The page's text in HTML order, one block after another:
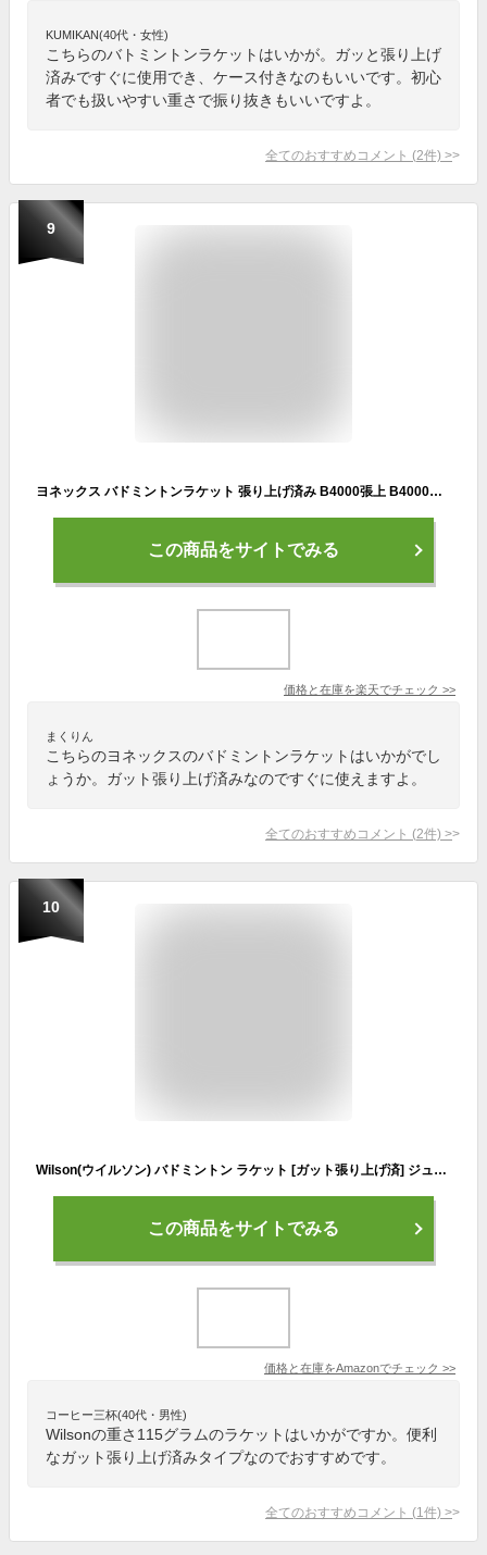
KUMIKAN(40代・女性)
こちらのバトミントンラケットはいかが。ガッと張り上げ
済みですぐに使用でき、ケース付きなのもいいです。初心
者でも扱いやすい重さで振り抜きもいいですよ。
全てのおすすめコメント (2件) >
9
ヨネックス バドミントンラケット 張り上げ済み B4000張上 B4000G-384 YONEX
この商品をサイトでみる
価格と在庫を楽天でチェック >>
まくりん
こちらのヨネックスのバドミントンラケットはいかがでし
ょうか。ガット張り上げ済みなのですぐに使えますよ。
全てのおすすめコメント (2件) >
10
Wilson(ウイルソン) バドミントン ラケット [ガット張り上げ済] ジュニアモデル TOUR 30 (ツアー30) グリップサイズ4 サックス × ホワイト WR042110H2
この商品をサイトでみる
価格と在庫をAmazonでチェック >>
コーヒー三杯(40代・男性)
Wilsonの重さ115グラムのラケットはいかがですか。便利
なガット張り上げ済みタイプなのでおすすめです。
全てのおすすめコメント (1 件) >